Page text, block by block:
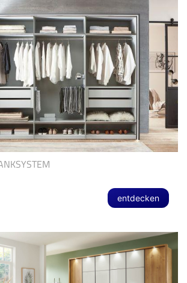
entdecken